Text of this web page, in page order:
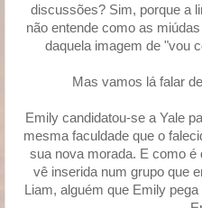
discussões? Sim, porque a
não entende como as
daquela imagem de "vou
Mas vamos lá falar
Emily candidatou-se a Yale
mesma faculdade que o
sua nova morada. E como é
vê inserida num grupo que
Liam, alguém que Emily